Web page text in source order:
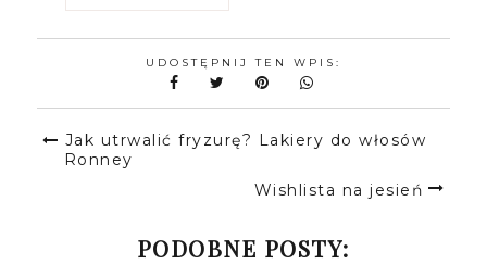
UDOSTĘPNIJ TEN WPIS:
Jak utrwalić fryzurę? Lakiery do włosów
Ronney
Wishlista na jesień
PODOBNE POSTY: